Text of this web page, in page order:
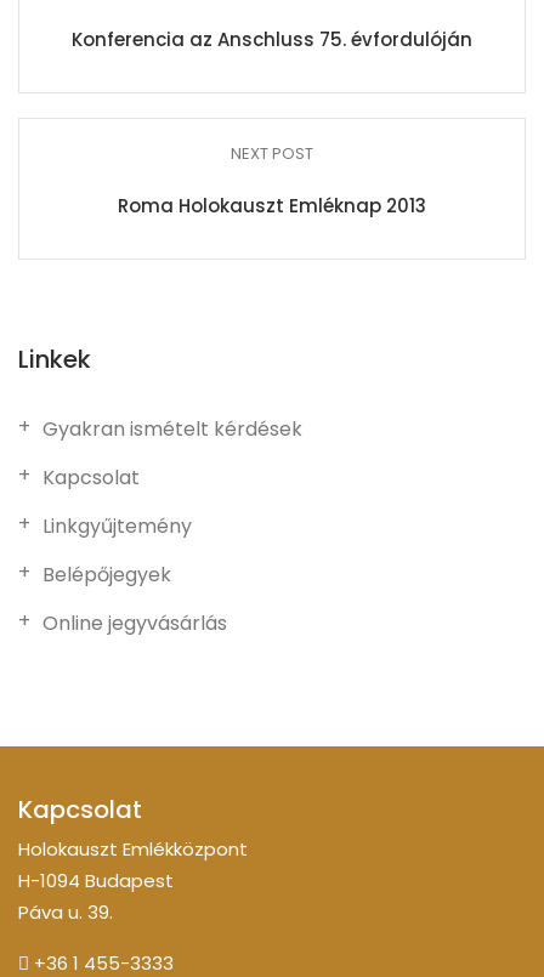
Konferencia az Anschluss 75. évfordulóján
NEXT POST
Roma Holokauszt Emléknap 2013
Linkek
Gyakran ismételt kérdések
Kapcsolat
Linkgyűjtemény
Belépőjegyek
Online jegyvásárlás
Kapcsolat
Holokauszt Emlékközpont
H-1094 Budapest
Páva u. 39.
+36 1 455-3333